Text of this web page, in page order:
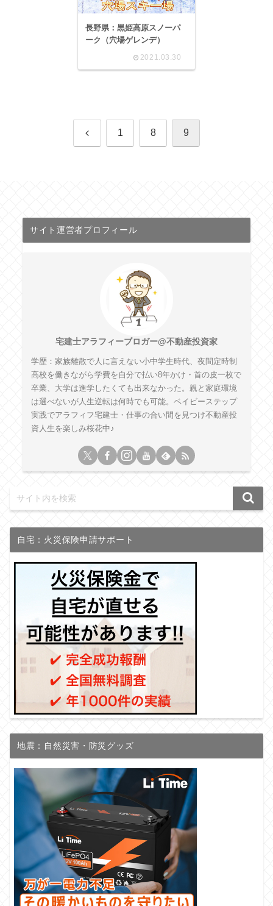
長野県：黒姫高原スノーパ
ーク（穴場ゲレンデ）
2021.03.30
前 1 8 9
サイト運営者プロフィール
宅建士アラフィーブロガー@不動産投資家
学歴：家族離散で人に言えない小中学生時代、夜間定時制
高校を働きながら学費を自分で払い8年かけ・首の皮一枚で
卒業、大学は進学したくても出来なかった。親と家庭環境
は選べないが人生逆転は何時でも可能。ベイビーステップ
実践でアラフィフ宅建士・仕事の合い間を見つけ不動産投
資人生を楽しみ桜花中♪
自宅：火災保険申請サポート
地震：自然災害・防災グッズ